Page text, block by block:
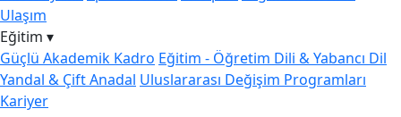
Ulaşım
Eğitim ▾
Güçlü Akademik Kadro Eğitim - Öğretim Dili & Yabancı Dil
Yandal & Çift Anadal Uluslararası Değişim Programları
Kariyer